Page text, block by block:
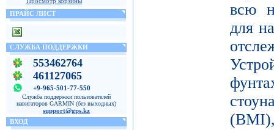
ПРАЙС ЛИСТ
СЛУЖБА ПОДДЕРЖКИ
553462764
461127065
+9-965-501-77-550
Служба поддержки пользователей
навигаторов GARMIN (без выходных)
support@gps.kz
ВХОД
всю
для